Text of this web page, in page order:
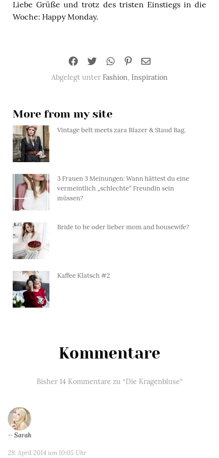
Liebe Grüße und trotz des tristen Einstiegs in die
Woche: Happy Monday.
Abgelegt unter Fashion, Inspiration
More from my site
Vintage belt meets zara Blazer & Staud Bag.
3 Frauen 3 Meinungen: Wann hättest du eine
vermeintlich „schlechte“ Freundin sein
müssen?
Bride to be oder lieber mom and housewife?
Kaffee Klatsch #2
Kommentare
Bisher 14 Kommentare zu “Die Kragenbluse”
Sarah
28. April 2014 um 10:05 Uhr